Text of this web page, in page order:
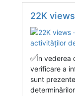
22K views · 175
✅În vederea
verificare a
sunt